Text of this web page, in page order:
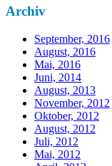
Archiv
September, 2016
August, 2016
Mai, 2016
Juni, 2014
August, 2013
November, 2012
Oktober, 2012
August, 2012
Juli, 2012
Mai, 2012